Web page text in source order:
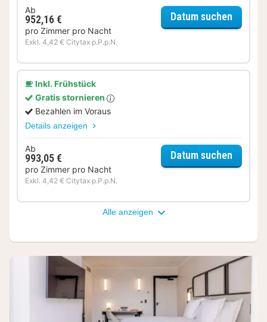
Ab
952,16 €
pro Zimmer pro Nacht
Exkl. 4,42 € Citytax p.P.p.N.
Datum suchen
Inkl. Frühstück
Gratis stornieren
Bezahlen im Voraus
Details anzeigen
Ab
993,05 €
pro Zimmer pro Nacht
Exkl. 4,42 € Citytax p.P.p.N.
Datum suchen
Alle anzeigen